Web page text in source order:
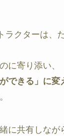
ラクターは、
に寄り添い、
できる」に変
に共有しなが